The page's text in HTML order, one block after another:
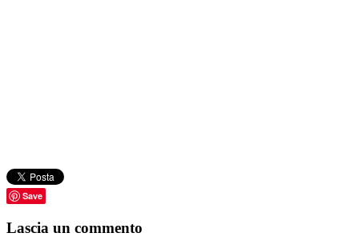
Save
Lascia un commento